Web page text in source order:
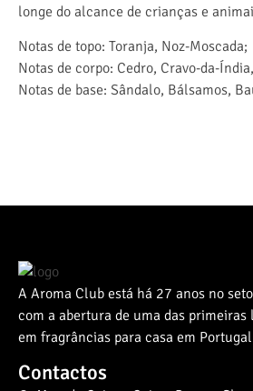
longe do alcance de crianças e
Notas de topo: Toranja, Noz-Moscada;
Notas de corpo: Cedro, Cravo-da-
Notas de base: Sândalo, Bálsamos,
A Aroma Club está há 27 anos no
com a abertura de uma das primeiras
em fragrâncias para casa em
Contactos